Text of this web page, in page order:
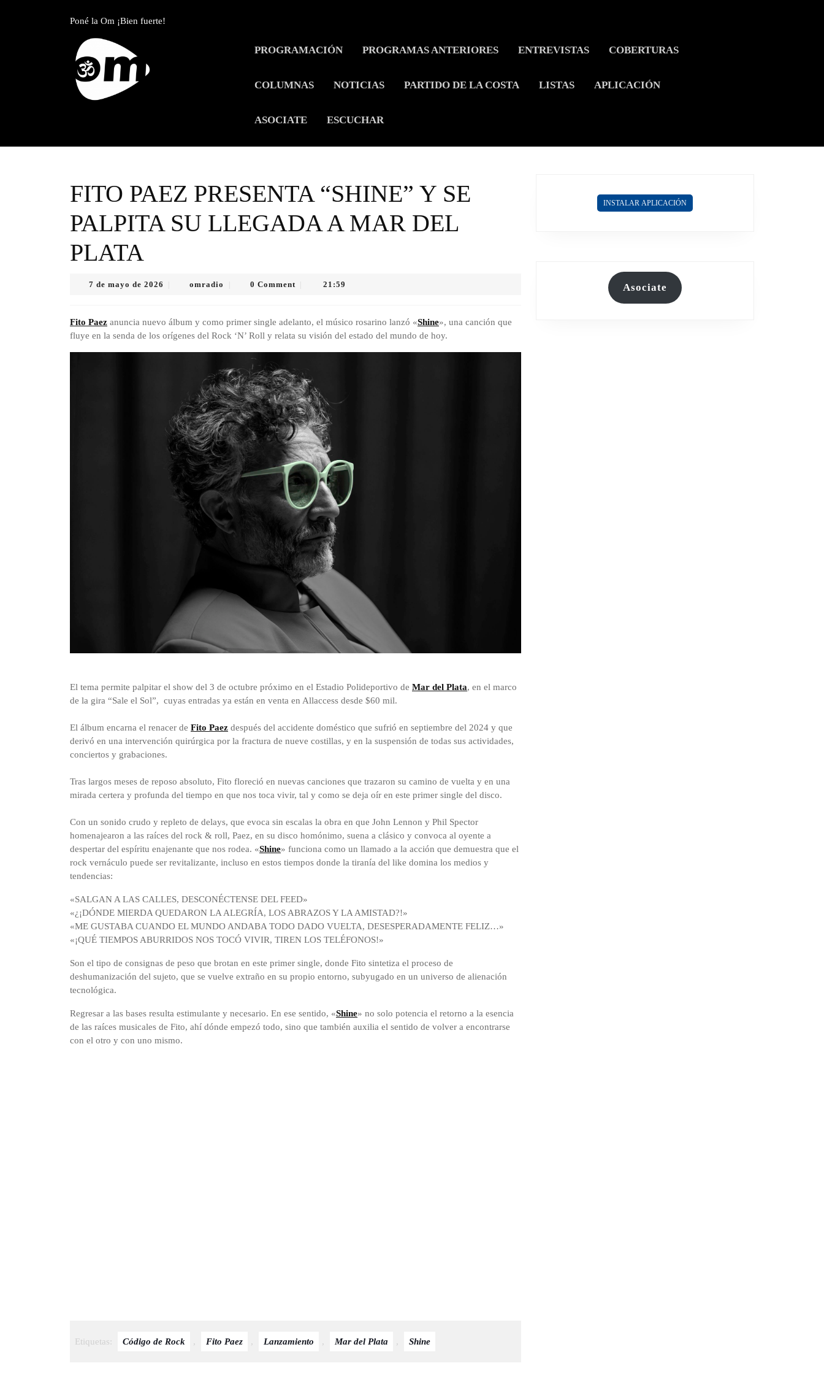
Poné la Om ¡Bien fuerte!
PROGRAMACIÓN PROGRAMAS ANTERIORES ENTREVISTAS COBERTURAS
COLUMNAS NOTICIAS PARTIDO DE LA COSTA LISTAS APLICACIÓN
ASOCIATE ESCUCHAR
FITO PAEZ PRESENTA “SHINE” Y SE
PALPITA SU LLEGADA A MAR DEL
PLATA
7 de mayo de 2026
de
2026
omradio omradio0 Comment 21:59
Fito Paez anuncia nuevo álbum y como primer single adelanto, el músico rosarino lanzó «Shine», una canción que
fluye en la senda de los orígenes del Rock ‘N’ Roll y relata su visión del estado del mundo de hoy.
El tema permite palpitar el show del 3 de octubre próximo en el Estadio Polideportivo de Mar del Plata, en el marco
de la gira “Sale el Sol”, cuyas entradas ya están en venta en Allaccess desde $60 mil.
El álbum encarna el renacer de Fito Paez después del accidente doméstico que sufrió en septiembre del 2024 y que
derivó en una intervención quirúrgica por la fractura de nueve costillas, y en la suspensión de todas sus actividades,
conciertos y grabaciones.
Tras largos meses de reposo absoluto, Fito floreció en nuevas canciones que trazaron su camino de vuelta y en una
mirada certera y profunda del tiempo en que nos toca vivir, tal y como se deja oír en este primer single del disco.
Con un sonido crudo y repleto de delays, que evoca sin escalas la obra en que John Lennon y Phil Spector
homenajearon a las raíces del rock & roll, Paez, en su disco homónimo, suena a clásico y convoca al oyente a
despertar del espíritu enajenante que nos rodea. «Shine» funciona como un llamado a la acción que demuestra que el
rock vernáculo puede ser revitalizante, incluso en estos tiempos donde la tiranía del like domina los medios y
tendencias:
«SALGAN A LAS CALLES, DESCONÉCTENSE DEL FEED»
«¿¡DÓNDE MIERDA QUEDARON LA ALEGRÍA, LOS ABRAZOS Y LA AMISTAD?!»
«ME GUSTABA CUANDO EL MUNDO ANDABA TODO DADO VUELTA, DESESPERADAMENTE FELIZ…»
«¡QUÉ TIEMPOS ABURRIDOS NOS TOCÓ VIVIR, TIREN LOS TELÉFONOS!»
Son el tipo de consignas de peso que brotan en este primer single, donde Fito sintetiza el proceso de
deshumanización del sujeto, que se vuelve extraño en su propio entorno, subyugado en un universo de alienación
tecnológica.
Regresar a las bases resulta estimulante y necesario. En ese sentido, «Shine» no solo potencia el retorno a la esencia
de las raíces musicales de Fito, ahí dónde empezó todo, sino que también auxilia el sentido de volver a encontrarse
con el otro y con uno mismo.
Etiquetas: Código de Rock , Fito Paez , Lanzamiento , Mar del Plata , Shine
INSTALAR APLICACIÓN
Asociate